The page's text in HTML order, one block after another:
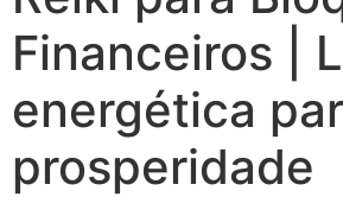
Financeiros |
energética
prosperidade